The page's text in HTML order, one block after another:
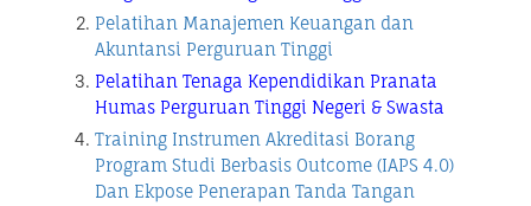
Pelatihan Manajemen Keuangan dan
Akuntansi Perguruan Tinggi
Pelatihan Tenaga Kependidikan Pranata
Humas Perguruan Tinggi Negeri & Swasta
Training Instrumen Akreditasi Borang
Program Studi Berbasis Outcome (IAPS 4.0)
Dan Ekpose Penerapan Tanda Tangan